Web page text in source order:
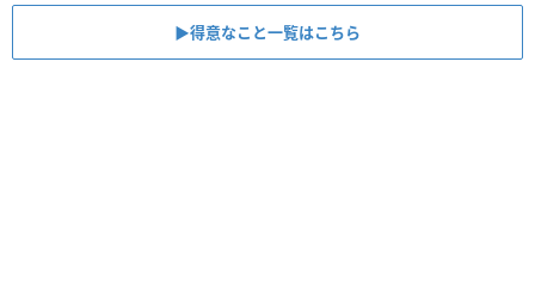
▶︎得意なこと一覧はこちら